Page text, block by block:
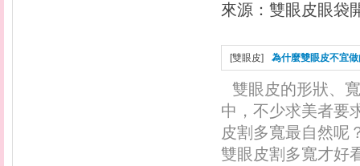
來源： 雙眼皮眼袋
[雙眼皮] 為什麼雙眼皮不宜
雙眼皮的形狀、
中，不少求美者要
皮割多寬最自然呢
雙眼皮割多寬才好